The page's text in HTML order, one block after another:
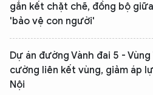
gắn kết chặt chẽ, đồng bộ
'bảo vệ con người'
Dự án đường Vành đai 5 -
cường liên kết vùng, giảm áp
Nội